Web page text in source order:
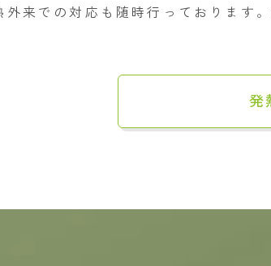
来での対応も随時行っております
発